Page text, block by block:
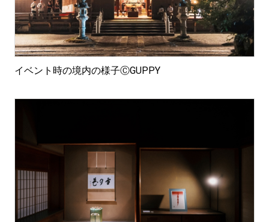
イベント時の境内の様子ⒸGUPPY